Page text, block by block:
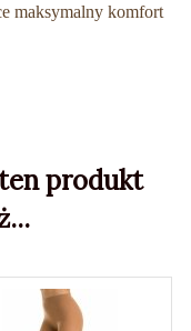
maksymalny komfort
produkt